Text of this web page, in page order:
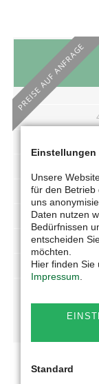
PREISE AUF ANFRAGE
für Futter-/
Einstellungen
Unsere
für den Betrieb
uns
Daten nutzen
Bedürfnissen
entscheiden
möchten.
Hier finden Sie
Impressum
Standard